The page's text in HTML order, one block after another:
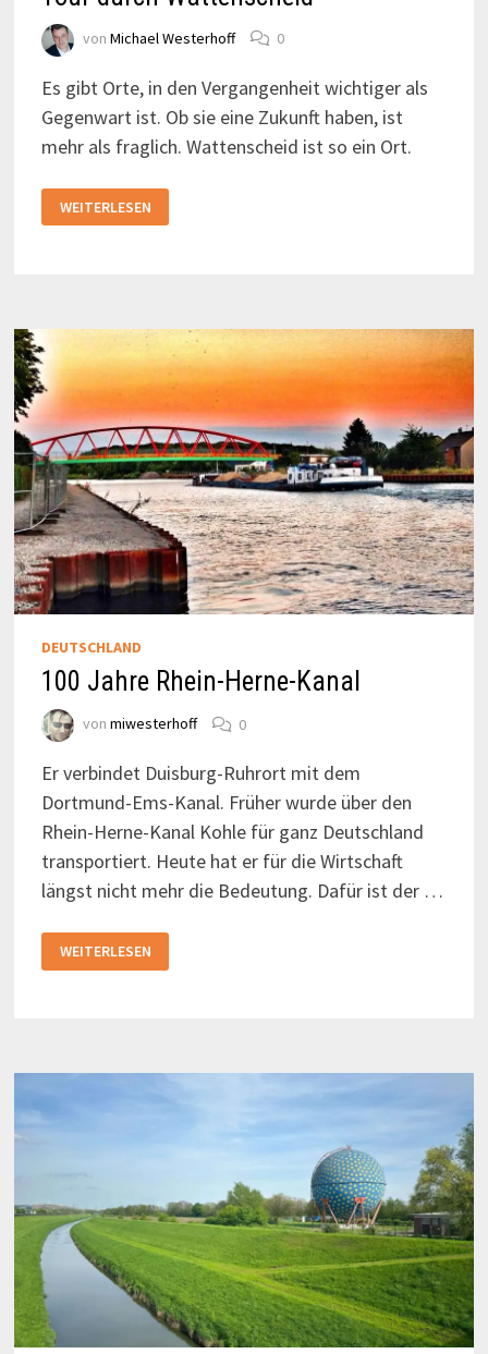
von Michael Westerhoff 0
Es gibt Orte, in den Vergangenheit wichtiger als
Gegenwart ist. Ob sie eine Zukunft haben, ist
mehr als fraglich. Wattenscheid ist so ein Ort.
DURCH
WATTENSCHEID
WEITERLESEN
DEUTSCHLAND
100 Jahre Rhein-Herne-Kanal
von miwesterhoff 0
Er verbindet Duisburg-Ruhrort mit dem
Dortmund-Ems-Kanal. Früher wurde über den
Rhein-Herne-Kanal Kohle für ganz Deutschland
transportiert. Heute hat er für die Wirtschaft
längst nicht mehr die Bedeutung. Dafür ist der …
JAHRE
RHEIN-
WEITERLESEN